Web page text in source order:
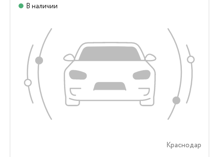
В наличии
Краснодар